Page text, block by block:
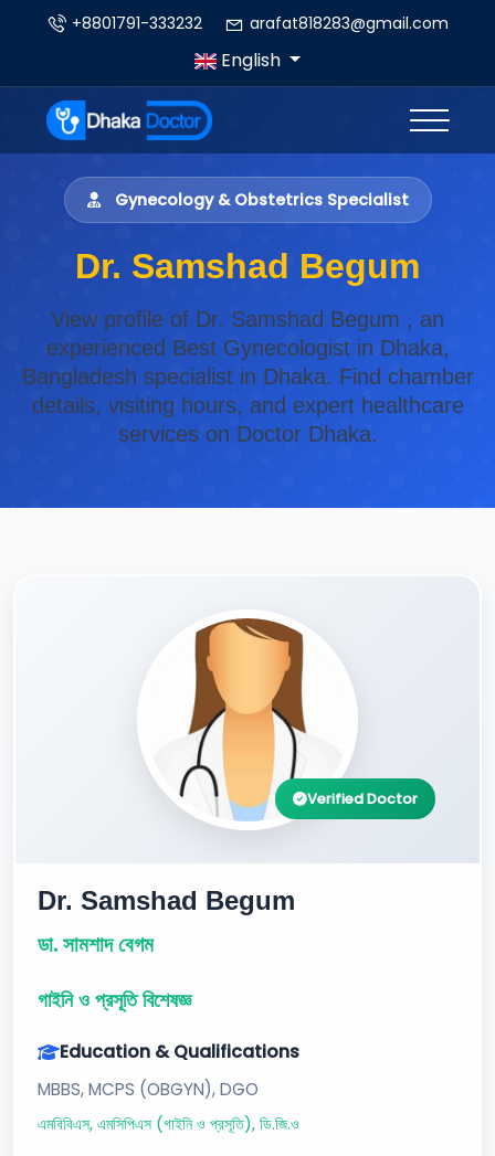
+8801791-333232 arafat818283@gmail.com
English
Gynecology & Obstetrics Specialist
Dr. Samshad Begum
View profile of Dr. Samshad Begum , an
experienced Best Gynecologist in Dhaka,
Bangladesh specialist in Dhaka. Find chamber
details, visiting hours, and expert healthcare
services on Doctor Dhaka.
Verified Doctor
Dr. Samshad Begum
ডা. সামশাদ বেগম
গাইনি ও প্রসূতি বিশেষজ্ঞ
Education & Qualifications
MBBS, MCPS (OBGYN), DGO
এমবিবিএস, এমসিপিএস (গাইনি ও প্রসূতি), ডি.জি.ও